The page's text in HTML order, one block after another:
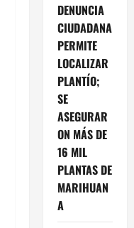
DENUNCIA
CIUDADANA
PERMITE
LOCALIZAR
PLANTÍO;
SE
ASEGURAR
ON MÁS DE
16 MIL
PLANTAS DE
MARIHUAN
A